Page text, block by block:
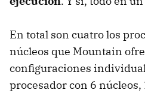
En total son cuatro los
núcleos que Mountain
configuraciones
procesador con 6